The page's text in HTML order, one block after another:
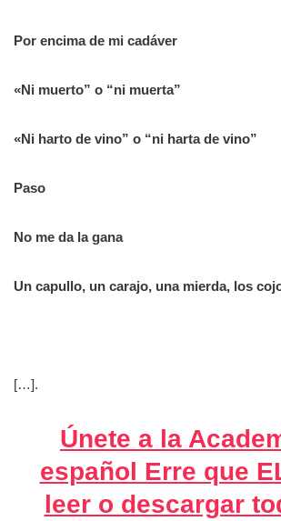
Por encima de mi cadáver
«Ni muerto” o “ni muerta”
«Ni harto de vino” o “ni harta de vino”
Paso
No me da la gana
Un capullo, un carajo, una mierda, los
[…].
Únete a la
español Erre que
leer o descargar